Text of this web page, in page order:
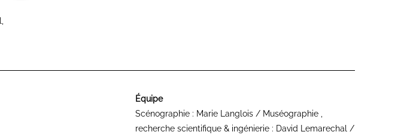
Équipe
Scénographie : Marie Langlois / Muséographie ,
recherche scientifique & ingénierie : David Lemarechal /